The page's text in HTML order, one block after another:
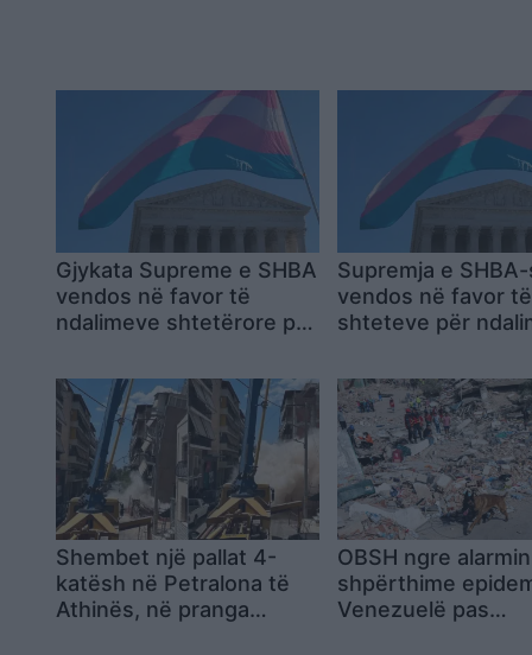
Gjykata Supreme e SHBA
vendos në favor të
ndalimeve shtetërore për
transgjinore në sportet e
vajzave dhe grave
Supremja e
vendos në favor të
shteteve për
sportet e vajzave
grave
Shembet një pallat 4-
katësh në Petralona të
Athinës, në pranga
OBSH ngre
shpërthime
Venezuelë pas